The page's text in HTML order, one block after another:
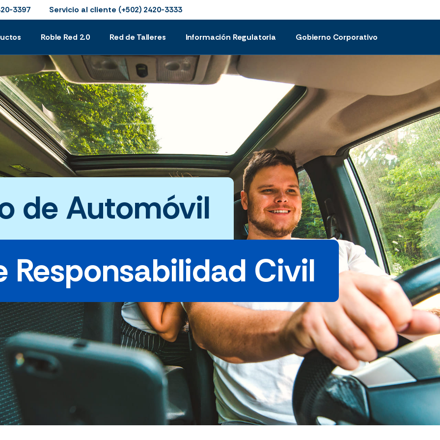
3397 Servicio al cliente (+502) 2420-3333
Roble Red 2.0 Red de Talleres Información Regulatoria Gobierno Corporativo
de Automóvil
Responsabilidad Civil